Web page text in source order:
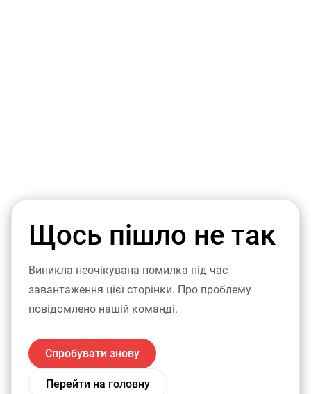
Щось пішло не так
Виникла неочікувана помилка під час
завантаження цієї сторінки. Про проблему
повідомлено нашій команді.
Спробувати знову
Перейти на головну